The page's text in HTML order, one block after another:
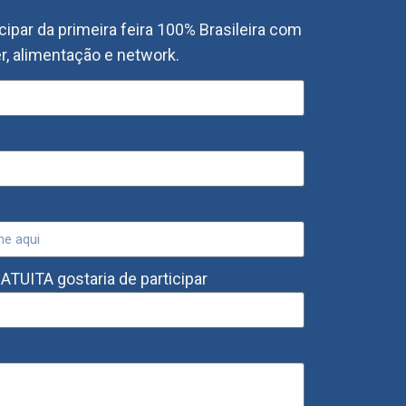
da primeira feira 100% Brasileira com
alimentação e network.
gostaria de participar